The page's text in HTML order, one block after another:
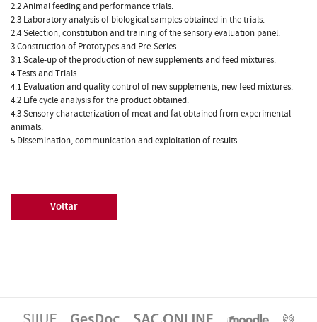
2.2 Animal feeding and performance trials.
2.3 Laboratory analysis of biological samples obtained in the trials.
2.4 Selection, constitution and training of the sensory evaluation panel.
3 Construction of Prototypes and Pre-Series.
3.1 Scale-up of the production of new supplements and feed mixtures.
4 Tests and Trials.
4.1 Evaluation and quality control of new supplements, new feed mixtures.
4.2 Life cycle analysis for the product obtained.
4.3 Sensory characterization of meat and fat obtained from experimental
animals.
5 Dissemination, communication and exploitation of results.
Voltar